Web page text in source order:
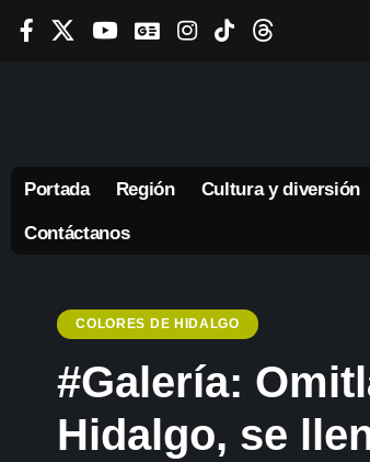
Portada Región Cultura y diversión
Contáctanos
COLORES DE HIDALGO
#Galería:
Hidalgo, se